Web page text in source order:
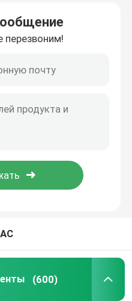
перезвоним!
(600)